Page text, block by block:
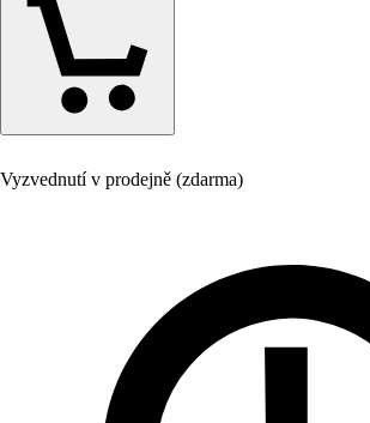
Vyzvednutí v prodejně (zdarma)